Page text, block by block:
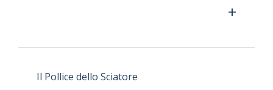
+
Il Pollice dello Sciatore